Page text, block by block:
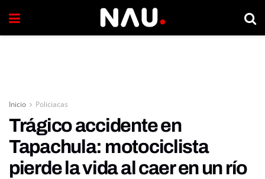
Inicio Policiacas
Trágico accidente en
Tapachula: motociclista
pierde la vida al caer en un río